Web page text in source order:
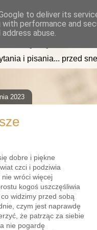
i pisania... przed
2023
dobre i piękne
czci i podziwia
nie wróci więcej
kogoś uszczęśliwia
widzimy przed sobą
czym jest naprawdę
że patrząc za siebie
nie pogardę
to deliver its
with performance and
abuse.